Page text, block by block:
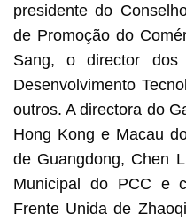
presidente do
de Promoção do
Sang, o director
Desenvolvimento
outros. A directora do
Hong Kong e Macau
de Guangdong, Chen
Municipal do PCC e
Frente Unida de